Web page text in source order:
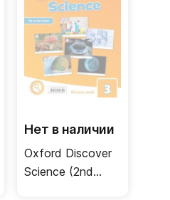
Нет в наличии
Oxford Discover
Science (2nd